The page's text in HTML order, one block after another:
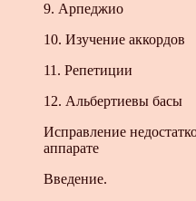
9. Арпеджио
10. Изучение аккордов
11. Репетиции
12. Альбертиевы басы
Исправление
аппарате
Введение.